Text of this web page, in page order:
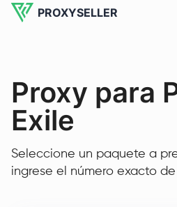
PROXYSELLER
Proxy para
Exile
Seleccione un paquete a
ingrese el número exacto de